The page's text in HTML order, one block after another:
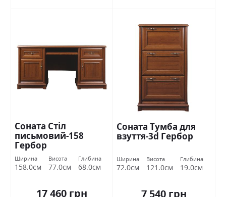
Соната Стіл
письмовий-158
Гербор
Ширина
158.0см
Висота
77.0см
Глибина
68.0см
17 460 грн
Соната Тумба для
взуття-3d Гербор
Ширина
72.0см
Висота
121.0см
Глибина
19.0см
7 540 грн